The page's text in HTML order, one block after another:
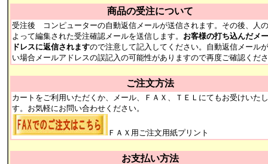
商品の受注について
受注後 コンピューターの自動返信メールが送信されます。その後、人
よって編集された受注確認メールを送信します。 お客様の打ち込んだメ
ドレスに返信されますので注意して記入してください。自動返信メール
い場合メールアドレスの誤記入の可能性がありますので再度ご確認くだ
ご注文方法
カートをご利用いただくか、メール、ＦＡＸ、ＴＥＬにてもお受けいた
す。お気軽にお問い合わせください。
ＦＡＸ用ご注文用紙プリント
お支払い方法